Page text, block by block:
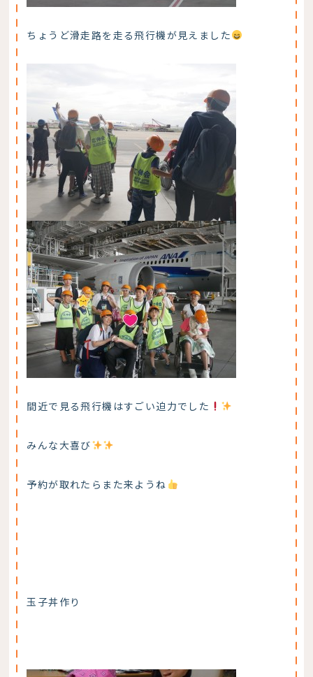
ちょうど滑走路を走る飛行機が見えました
間近で見る飛行機はすごい迫力でした
みんな大喜び
予約が取れたらまた来ようね
玉子丼作り